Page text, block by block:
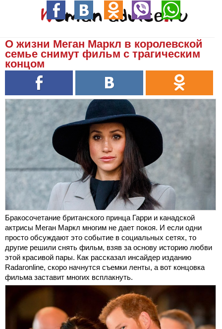
О жизни Меган Маркл в королевской
семье снимут фильм с трагическим
концом
Бракосочетание британского принца Гарри и канадской
актрисы Меган Маркл многим не дает покоя. И если одни
просто обсуждают это событие в социальных сетях, то
другие решили снять фильм, взяв за основу историю любви
этой красивой пары. Как рассказал инсайдер изданию
Radaronline, скоро начнутся съемки ленты, а вот концовка
фильма заставит многих всплакнуть.